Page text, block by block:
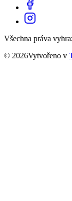
Všechna práva
© 2026Vytvořeno v